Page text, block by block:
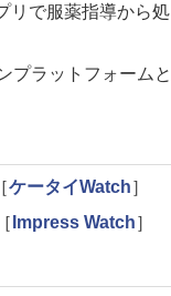
リで服薬指導から処
プラットフォームと
ケータイWatch］
Impress Watch］